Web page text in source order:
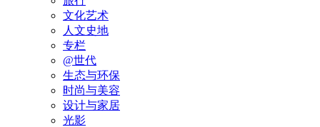
文化艺术
人文史地
专栏
@世代
生态与环保
时尚与美容
设计与家居
光影